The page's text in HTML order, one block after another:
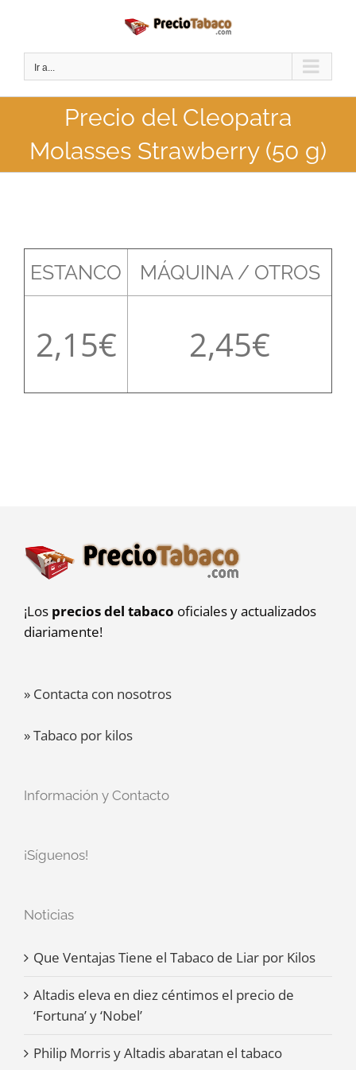
contenido
Ir a...
Precio del Cleopatra
Molasses Strawberry (50 g)
ESTANCO MÁQUINA / OTROS
2,15 2,45
¡Los precios del tabaco oficiales y actualizados
diariamente!
» Contacta con nosotros
» Tabaco por kilos
Información y Contacto
¡Síguenos!
Noticias
Que Ventajas Tiene el Tabaco de Liar por Kilos
Altadis eleva en diez céntimos el precio de
‘Fortuna’ y ‘Nobel’
Philip Morris y Altadis abaratan el tabaco